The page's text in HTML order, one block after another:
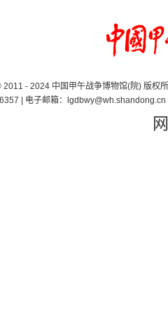
2011 - 2024 中国甲午战争博物馆(院) 版
| 电子邮箱：